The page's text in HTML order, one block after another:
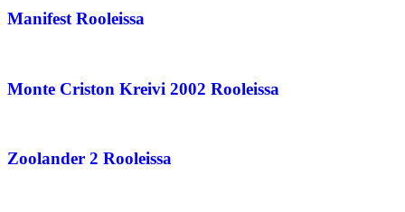
Manifest Rooleissa
Monte Criston Kreivi 2002 Rooleissa
Zoolander 2 Rooleissa